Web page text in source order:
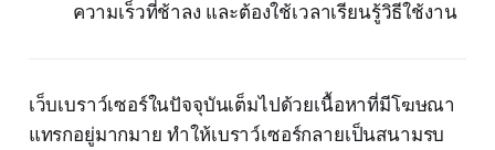
ความเร็วที่ช้าลง และต้องใช้เวลาเรียนรู้วิธีใช้งาน
เว็บเบราว์เซอร์ในปัจจุบันเต็มไปด้วยเนื้อหาที่มีโฆษณา
แทรกอยู่มากมาย ทำให้เบราว์เซอร์กลายเป็นสนามรบ